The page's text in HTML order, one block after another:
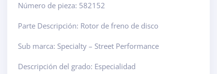
Número de pieza: 582152
Parte Descripción: Rotor de freno de disco
Sub marca: Specialty – Street Performance
Descripción del grado: Especialidad